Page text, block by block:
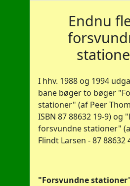
Endnu
I hhv. 1988 og 1994
bane bøger to bøger
stationer" (af Peer
ISBN 87 88632 19-9) og
forsvundne stationer"
Flindt Larsen - 87 88632
"Forsvundne